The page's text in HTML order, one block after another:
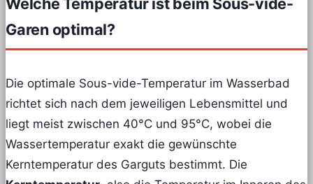
Garen optimal?
Die optimale Sous-vide-Temperatur im Wasserbad
richtet sich nach dem jeweiligen Lebensmittel und
liegt meist zwischen 40°C und 95°C, wobei die
Wassertemperatur exakt die gewünschte
Kerntemperatur des Garguts bestimmt. Die